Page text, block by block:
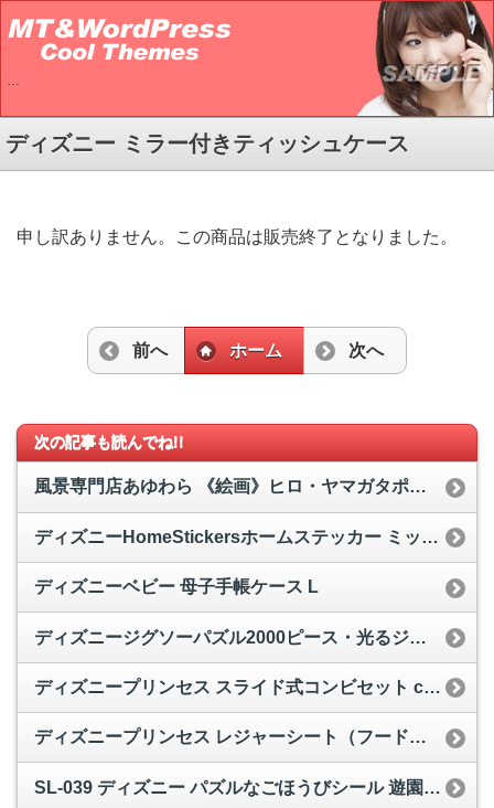
…
ディズニー ミラー付きティッシュケース
申し訳ありません。この商品は販売終了となりました。
前へ ホーム 次へ
次の記事も読んでね!!
風景専門店あゆわら 《絵画》ヒロ・ヤマガタポスター額 エレクトリカルパレード
ディズニーHomeStickersホームステッカー ミッキー05
ディズニーベビー 母子手帳ケース L
ディズニージグソーパズル2000ピース・光るジグソー 森のキャンドル パーティー（くまのプーさん）
ディズニープリンセス スライド式コンビセット ccs1a dp
ディズニープリンセス レジャーシート（フード付） vsr1 dp
SL-039 ディズニー パズルなごほうびシール 遊園地 10セット